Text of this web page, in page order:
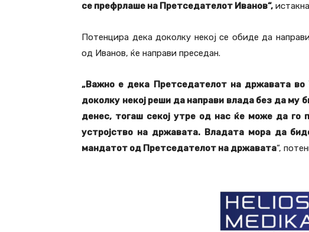
се префрлаше на Претседателот Иванов“,
Потенцира дека доколку некој се обиде да
од Иванов, ќе направи преседан.
„Важно е дека Претседателот на државата во
доколку некој реши да направи влада без да му
денес, тогаш секој утре од нас ќе може да го
устројство на државата. Владата мора да
мандатот од Претседателот на државата“,